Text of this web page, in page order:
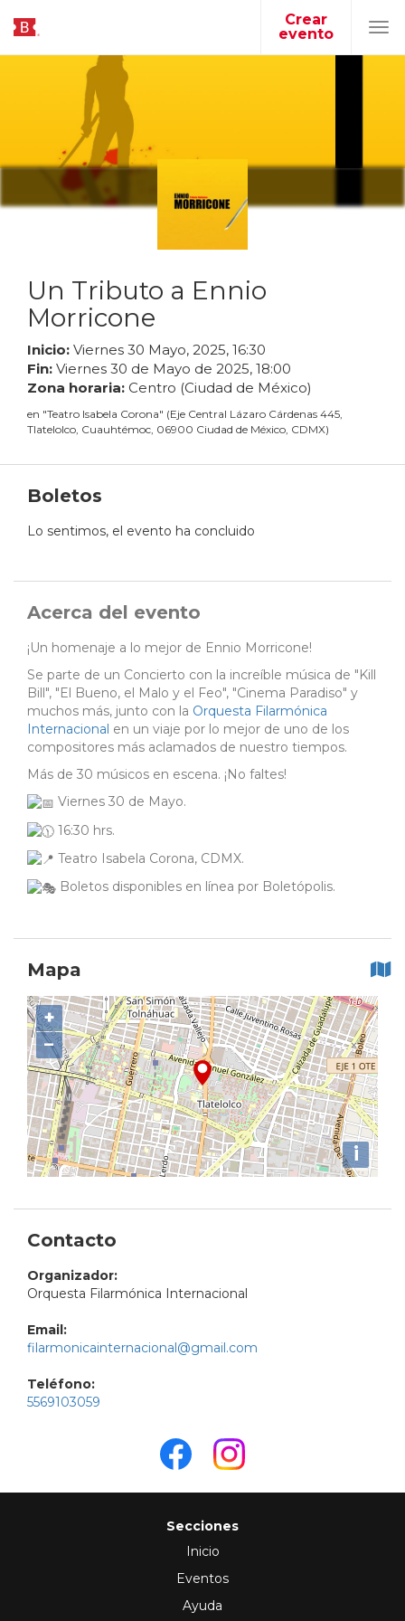
Crear
evento
Un Tributo a Ennio
Morricone
Inicio: Viernes 30 Mayo, 2025, 16:30
Fin: Viernes 30 de Mayo de 2025, 18:00
Zona horaria: Centro (Ciudad de México)
en "Teatro Isabela Corona" (Eje Central Lázaro Cárdenas 445,
Tlatelolco, Cuauhtémoc, 06900 Ciudad de México, CDMX)
Boletos
Lo sentimos, el evento ha concluido
Acerca del evento
¡Un homenaje a lo mejor de Ennio Morricone!
Se parte de un Concierto con la increíble música de "Kill
Bill", "El Bueno, el Malo y el Feo", "Cinema Paradiso" y
muchos más, junto con la Orquesta Filarmónica
Internacional en un viaje por lo mejor de uno de los
compositores más aclamados de nuestro tiempos.
Más de 30 músicos en escena. ¡No faltes!
Viernes 30 de Mayo.
16:30 hrs.
Teatro Isabela Corona, CDMX.
Boletos disponibles en línea por Boletópolis.
Mapa
+
−
i
Contacto
Organizador:
Orquesta Filarmónica Internacional
Email:
filarmonicainternacional@gmail.com
Teléfono:
5569103059
Secciones
Inicio
Eventos
Ayuda